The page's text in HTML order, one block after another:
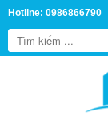
Hotline: 0986866790